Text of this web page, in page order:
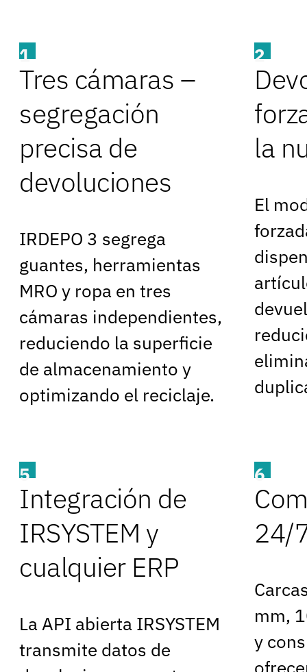
1
Tres cámaras –
segregación
precisa de
devoluciones
IRDEPO 3 segrega
guantes, herramientas
MRO y ropa en tres
cámaras independientes,
reduciendo la superficie
de almacenamiento y
optimizando el reciclaje.
2
la
El
5
Integración de
IRSYSTEM y
cualquier ERP
La API abierta IRSYSTEM
transmite datos de
6
24/
mm,
y